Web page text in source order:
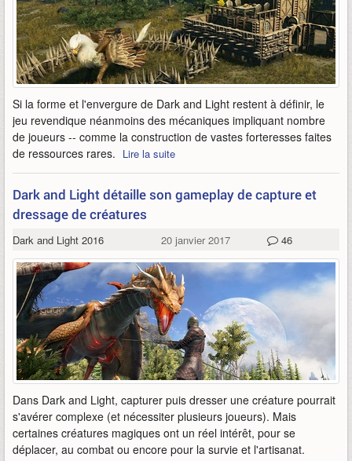
Si la forme et l'envergure de Dark and Light restent à définir, le
jeu revendique néanmoins des mécaniques impliquant nombre
de joueurs -- comme la construction de vastes forteresses faites
de ressources rares. Lire la suite
Dark and Light détaille son gameplay de capture et
dressage de créatures
Dark and Light 2016 20 janvier 2017 46
Dans Dark and Light, capturer puis dresser une créature pourrait
s'avérer complexe (et nécessiter plusieurs joueurs). Mais
certaines créatures magiques ont un réel intérêt, pour se
déplacer, au combat ou encore pour la survie et l'artisanat.